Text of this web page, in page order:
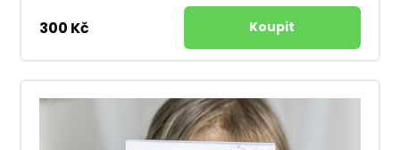
300 Kč